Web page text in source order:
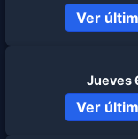
Ver
Jueves
Ver